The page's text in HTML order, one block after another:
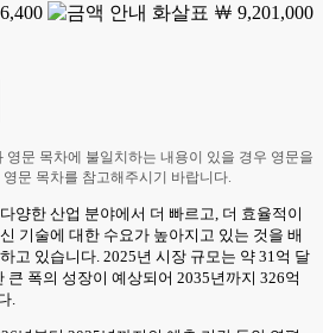
￦ 9,201,000
문 목차에 불일치하는 내용이 있을 경우 영문을
문 목차를 참고해주시기 바랍니다.
양한 산업 분야에서 더 빠르고, 더 효율적이
기술에 대한 수요가 높아지고 있는 것을 배
고 있습니다. 2025년 시장 규모는 약 31억 달
큰 폭의 성장이 예상되어 2035년까지 326억
.